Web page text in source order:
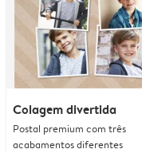
Colagem divertida
Postal premium com três
acabamentos diferentes